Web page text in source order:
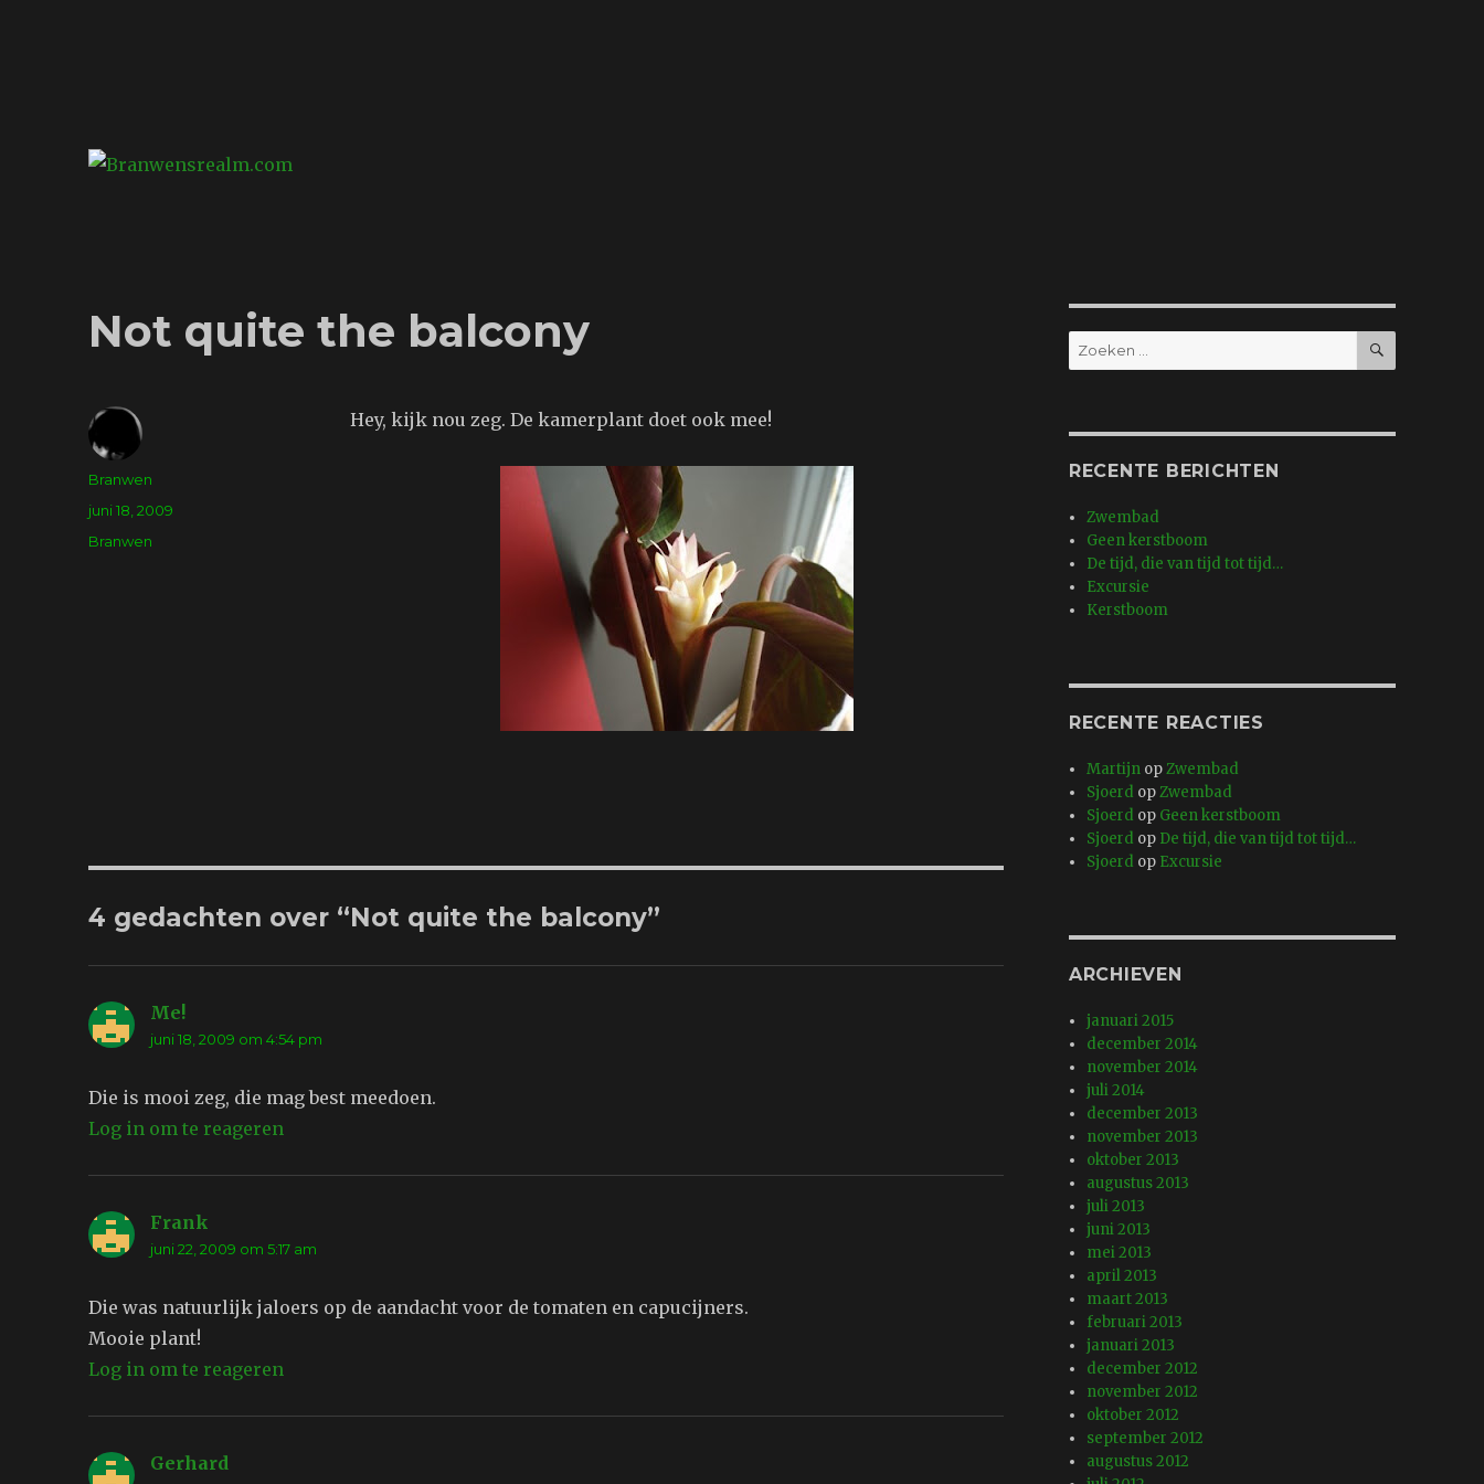
Not quite the balcony
Hey, kijk nou zeg. De kamerplant doet ook mee!
Auteur
Branwen
Geplaatst
juni 18, 2009
Tags
Branwen
4 gedachten over “Not quite the balcony”
Me!
juni 18, 2009 om 4:54 pm
Die is mooi zeg, die mag best meedoen.
Log in om te reageren
Frank
juni 22, 2009 om 5:17 am
Die was natuurlijk jaloers op de aandacht voor de tomaten en capucijners.
Mooie plant!
Log in om te reageren
Gerhard
Zoeken
naar:
ZOEKEN
RECENTE BERICHTEN
Zwembad
Geen kerstboom
De tijd, die van tijd tot tijd…
Excursie
Kerstboom
RECENTE REACTIES
Martijn opZwembad
Sjoerd opZwembad
Sjoerd op Geen kerstboom
Sjoerd op De tijd, die van tijd tot tijd…
Sjoerd op Excursie
ARCHIEVEN
januari 2015
december 2014
november 2014
juli 2014
december 2013
november 2013
oktober 2013
augustus 2013
juli 2013
juni 2013
mei 2013
april 2013
maart 2013
februari 2013
januari 2013
december 2012
november 2012
oktober 2012
september 2012
augustus 2012